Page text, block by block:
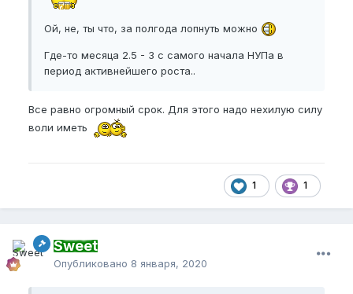
Ой, не, ты что, за полгода лопнуть можно
Где-то месяца 2.5 - 3 с самого начала НУПа в
период активнейшего роста..
Все равно огромный срок. Для этого надо нехилую силу
воли иметь
1 1
Sweet
Опубликовано 8 января, 2020